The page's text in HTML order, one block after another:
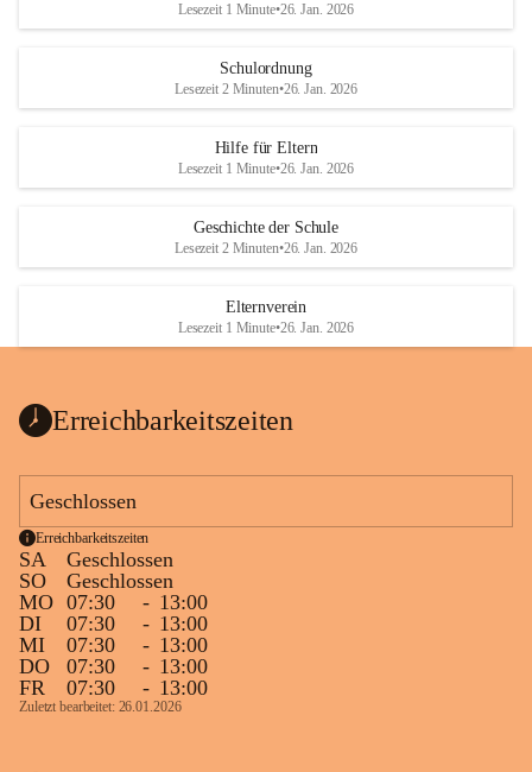
Lesezeit 1 Minute•26. Jan. 2026
Schulordnung
Lesezeit 2 Minuten•26. Jan. 2026
Hilfe für Eltern
Lesezeit 1 Minute•26. Jan. 2026
Geschichte der Schule
Lesezeit 2 Minuten•26. Jan. 2026
Elternverein
Lesezeit 1 Minute•26. Jan. 2026
Erreichbarkeitszeiten
Geschlossen
Erreichbarkeitszeiten
SA
Geschlossen
SO
Geschlossen
MO 07:30 - 13:00
DI
07:30 - 13:00
MI
07:30 - 13:00
DO
07:30 - 13:00
FR
07:30 - 13:00
Zuletzt bearbeitet: 26.01.2026